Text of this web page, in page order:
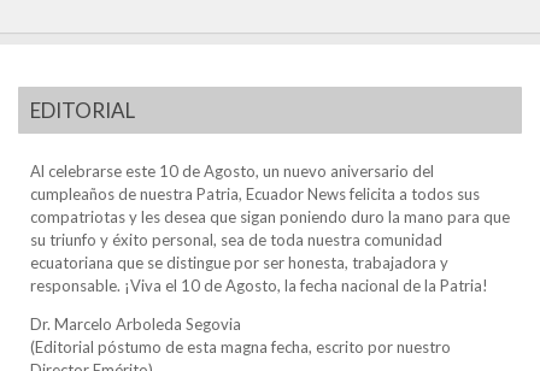
EDITORIAL
Al celebrarse este 10 de Agosto, un nuevo aniversario del
cumpleaños de nuestra Patria, Ecuador News felicita a todos sus
compatriotas y les desea que sigan poniendo duro la mano para que
su triunfo y éxito personal, sea de toda nuestra comunidad
ecuatoriana que se distingue por ser honesta, trabajadora y
responsable. ¡Viva el 10 de Agosto, la fecha nacional de la Patria!
Dr. Marcelo Arboleda Segovia
(Editorial póstumo de esta magna fecha, escrito por nuestro